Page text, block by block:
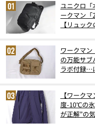
ユニクロ「
ークマン
【リュッ
ワークマ
の万能サブ
ラボ付録…
【ワーク
度-10℃の
が正解”の